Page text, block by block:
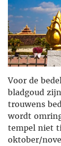
Voor de
bladgoud
trouwens
wordt
tempel niet
oktober/